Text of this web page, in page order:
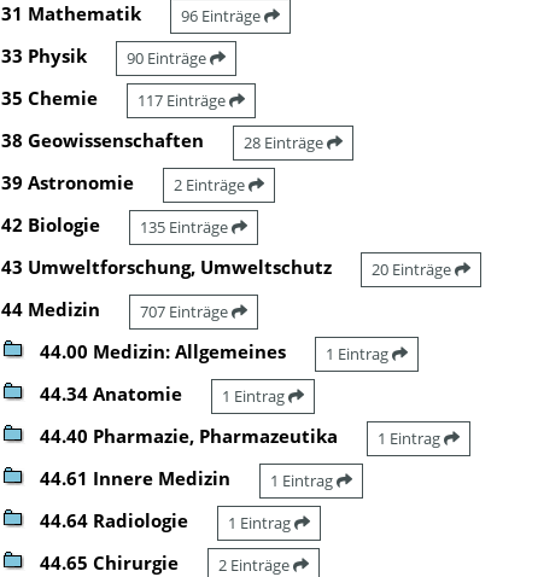
31 Mathematik 96 Einträge
33 Physik 90 Einträge
35 Chemie 117 Einträge
38 Geowissenschaften 28 Einträge
39 Astronomie 2 Einträge
42 Biologie 135 Einträge
43 Umweltforschung, Umweltschutz 20 Einträge
44 Medizin 707 Einträge
44.00 Medizin: Allgemeines 1 Eintrag
44.34 Anatomie 1 Eintrag
44.40 Pharmazie, Pharmazeutika 1 Eintrag
44.61 Innere Medizin 1 Eintrag
44.64 Radiologie 1 Eintrag
44.65 Chirurgie 2 Einträge